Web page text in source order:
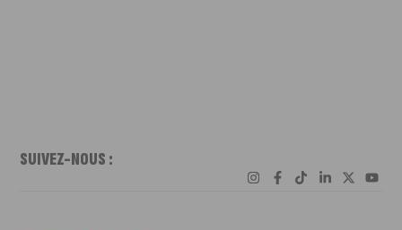
SUIVEZ-NOUS :